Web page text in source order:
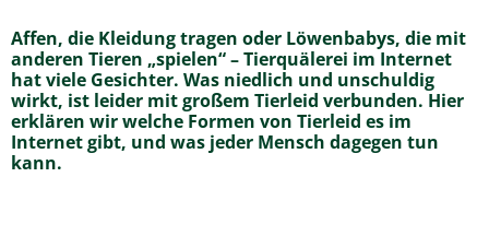
Affen, die Kleidung tragen oder Löwenbabys, die mit
anderen Tieren „spielen“ – Tierquälerei im Internet
hat viele Gesichter. Was niedlich und unschuldig
wirkt, ist leider mit großem Tierleid verbunden. Hier
erklären wir welche Formen von Tierleid es im
Internet gibt, und was jeder Mensch dagegen tun
kann.